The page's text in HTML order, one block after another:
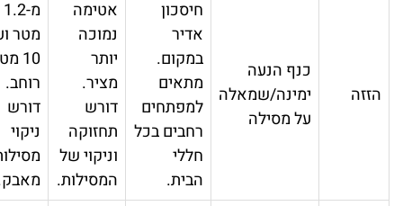
כנף הנעה
ימינה/שמאלה
על מסילה
חיסכון
אדיר
במקום.
מתאים
למפתחים
רחבים בכל
חללי
הבית.
אטימה
נמוכה
מציר.
דורש
תחזוקה
וניקוי של
המסילות.
מ-1.2
מטר ועד
10 מטר
רוחב.
דורש
ניקוי
מסילות
מאבק.